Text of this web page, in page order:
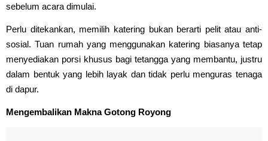
sebelum acara dimulai.
Perlu ditekankan, memilih katering bukan berarti pelit atau anti-
sosial. Tuan rumah yang menggunakan katering biasanya tetap
menyediakan porsi khusus bagi tetangga yang membantu, justru
dalam bentuk yang lebih layak dan tidak perlu menguras tenaga
di dapur.
Mengembalikan Makna Gotong Royong